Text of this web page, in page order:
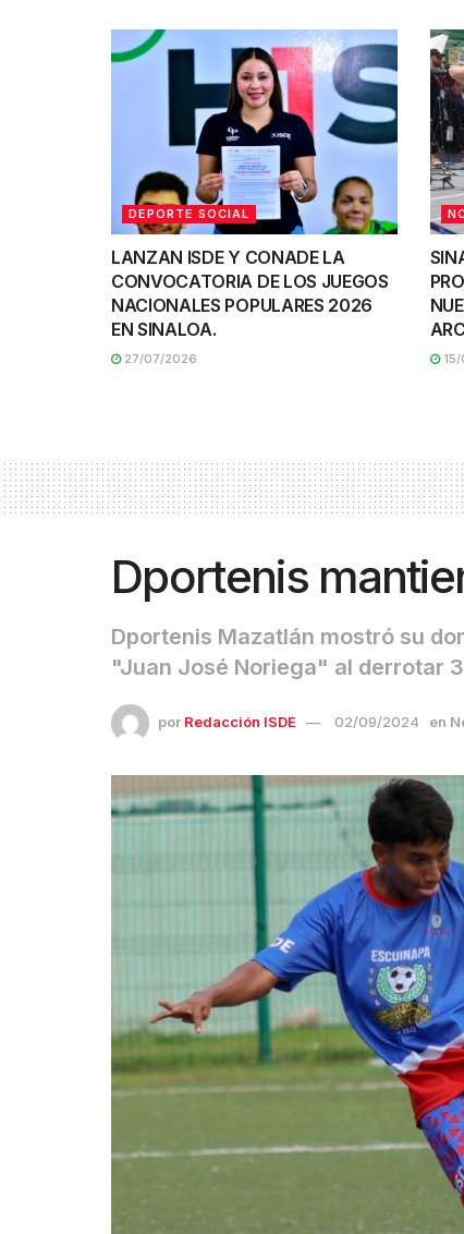
DEPORTE SOCIAL
LANZAN ISDE Y CONADE LA
CONVOCATORIA DE LOS JUEGOS
NACIONALES POPULARES 2026
EN SINALOA.
27/07/2026 15/
Dportenis
Dportenis Mazatlán mostró su
"Juan José Noriega" al derrotar
por Redacción ISDE 02/09/2024 en